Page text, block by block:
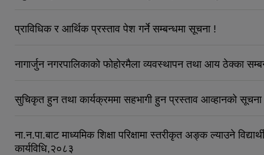
प्राविधिक र आर्थिक प्रस्ताव पेश गर्ने सम्बन्धमा सूचना !
नागार्जुन नगरपालिकाको फोहोरमैला व्यवस्थापन तथा आय ठेक्का
सुचिकृत हुन तथा कार्यक्रममा सहभागी हुन प्रस्ताव आव्हानको
ना.न.पा.बाट माध्यमिक शिक्षा परिक्षामा स्तरीकृत अङ्क ल्याउने
कार्यविधि,२०८३